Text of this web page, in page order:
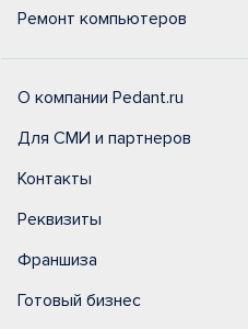
Ремонт компьютеров
О компании Pedant.ru
Для СМИ и партнеров
Контакты
Реквизиты
Франшиза
Готовый бизнес